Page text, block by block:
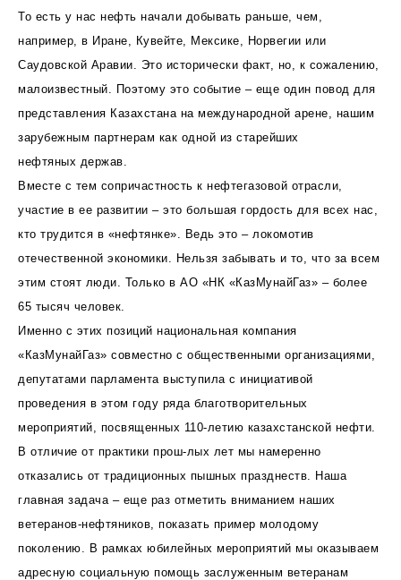
То есть у нас нефть начали добывать раньше, чем,
например, в Иране, Кувейте, Мексике, Норвегии или
Саудовской Аравии. Это исторически факт, но, к сожалению,
малоизвестный. Поэтому это событие – еще один повод для
представления Казахстана на международной арене, нашим
зарубежным партнерам как одной из старейших
нефтяных держав.
Вместе с тем сопричастность к нефтегазовой отрасли,
участие в ее развитии – это большая гордость для всех нас,
кто трудится в «нефтянке». Ведь это – локомотив
отечественной экономики. Нельзя забывать и то, что за всем
этим стоят люди. Только в АО «НК «КазМунайГаз» – более
65 тысяч человек.
Именно с этих позиций национальная компания
«КазМунайГаз» совместно с общественными организациями,
депутатами парламента выступила с инициативой
проведения в этом году ряда благотворительных
мероприятий, посвященных 110-летию казахстанской нефти.
В отличие от практики прош-лых лет мы намеренно
отказались от традиционных пышных празднеств. Наша
главная задача – еще раз отметить вниманием наших
ветеранов-нефтяников, показать пример молодому
поколению. В рамках юбилейных мероприятий мы оказываем
адресную социальную помощь заслуженным ветеранам